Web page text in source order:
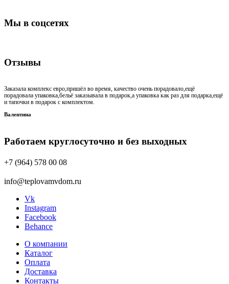
Мы в соцсетях
Отзывы
Заказала комплекс евро,пришёл во время, качество очень порадовало,ещё
порадовала упаковка,бельё заказывала в подарок,а упаковка как раз для подарка,ещё
и тапочки в подарок с комплектом.
Валентина
Работаем круглосуточно и без выходных
+7 (964) 578 00 08
info@teplovamvdom.ru
Vk
Instagram
Facebook
Behance
О компании
Каталог
Оплата
Доставка
Контакты